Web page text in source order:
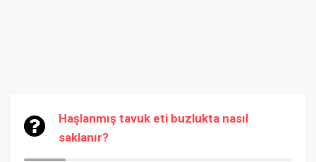
Haşlanmış tavuk eti buzlukta nasıl
saklanır?